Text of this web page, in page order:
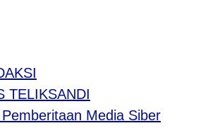
TELIKSANDI
Media Siber